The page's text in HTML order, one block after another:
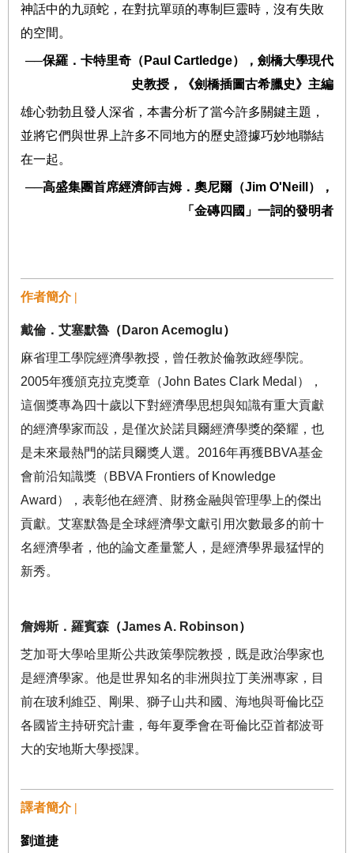
神話中的九頭蛇，在對抗單頭的專制巨靈時，沒有失敗
的空間。
──保羅．卡特里奇（ Paul Cartledge），劍橋大學現代
史教授，《劍橋插圖古希臘史》主編
雄心勃勃且發人深省，本書分析了當今許多關鍵主題，
並將它們與世界上許多不同地方的歷史證據巧妙地聯結
在一起。
──高盛集團首席經濟師吉姆．奧尼爾（Jim O'Neill ），
「金磚四國」一詞的發明者
作者簡介 |
戴倫．艾塞默魯（ Daron Acemoglu）
麻省理工學院經濟學教授，曾任教於倫敦政經學院。
2005年獲頒克拉克獎章（John Bates Clark Medal ），
這個獎專為四十歲以下對經濟學思想與知識有重大貢獻
的經濟學家而設，是僅次於諾貝爾經濟學獎的榮耀，也
是未來最熱門的諾貝爾獎人選。 2016年再獲BBVA基金
會前沿知識獎（ BBVA Frontiers of Knowledge
Award ），表彰他在經濟、財務金融與管理學上的傑出
貢獻。艾塞默魯是全球經濟學文獻引用次數最多的前十
名經濟學者，他的論文產量驚人，是經濟學界最猛悍的
新秀。
詹姆斯．羅賓森 （James A. Robinson）
芝加哥大學哈里斯公共政策學院教授，既是政治學家也
是經濟學家。他是世界知名的非洲與拉丁美洲專家，目
前在玻利維亞、剛果、獅子山共和國、海地與哥倫比亞
各國皆主持研究計畫，每年夏季會在哥倫比亞首都波哥
大的安地斯大學授課。
譯者簡介 |
劉道捷